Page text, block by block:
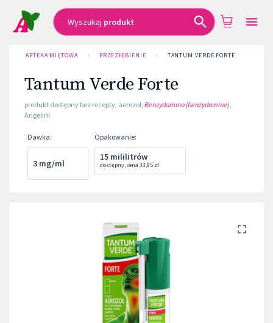
Wyszukaj produkt
APTEKA MIĘTOWA › PRZEZIĘBIENIE › TANTUM VERDE FORTE
Tantum Verde Forte
produkt dostępny bez recepty, aerozol, Benzydamina (benzydamine),
Angelini
Dawka:
3 mg/ml
Opakowanie:
15 mililitrów
dostępny,cena 33,95 zł